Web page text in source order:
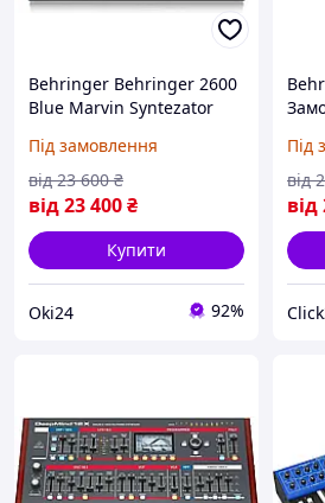
Behringer Behringer 2600
Blue Marvin Syntezator
Замовлення)
Під замовлення
від23 400₴
від 23 600 ₴
Купити
Oki24 92%
Під
від
від